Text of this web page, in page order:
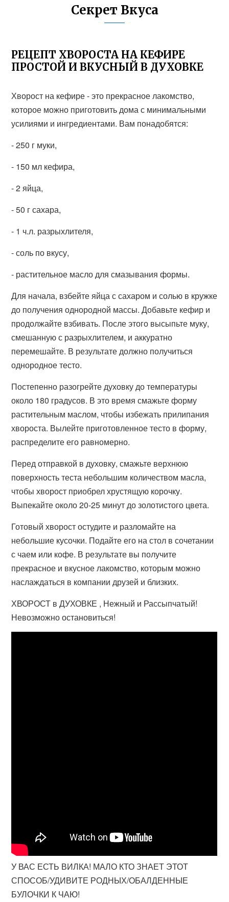
Секрет Вкуса
РЕЦЕПТ ХВОРОСТА НА КЕФИРЕ
ПРОСТОЙ И ВКУСНЫЙ В ДУХОВКЕ
Хворост на кефире - это прекрасное лакомство,
которое можно приготовить дома с минимальными
усилиями и ингредиентами. Вам понадобятся:
- 250 г муки,
- 150 мл кефира,
- 2 яйца,
- 50 г сахара,
- 1 ч.л. разрыхлителя,
- соль по вкусу,
- растительное масло для смазывания формы.
Для начала, взбейте яйца с сахаром и солью в кружке
до получения однородной массы. Добавьте кефир и
продолжайте взбивать. После этого высыпьте муку,
смешанную с разрыхлителем, и аккуратно
перемешайте. В результате должно получиться
однородное тесто.
Постепенно разогрейте духовку до температуры
около 180 градусов. В это время смажьте форму
растительным маслом, чтобы избежать прилипания
хвороста. Вылейте приготовленное тесто в форму,
распределите его равномерно.
Перед отправкой в духовку, смажьте верхнюю
поверхность теста небольшим количеством масла,
чтобы хворост приобрел хрустящую корочку.
Выпекайте около 20-25 минут до золотистого цвета.
Готовый хворост остудите и разломайте на
небольшие кусочки. Подайте его на стол в сочетании
с чаем или кофе. В результате вы получите
прекрасное и вкусное лакомство, которым можно
наслаждаться в компании друзей и близких.
ХВОРОСТ в ДУХОВКЕ , Нежный и Рассыпчатый!
Невозможно остановиться!
У ВАС ЕСТЬ ВИЛКА! МАЛО КТО ЗНАЕТ ЭТОТ
СПОСОБ/УДИВИТЕ РОДНЫХ/ОБАЛДЕННЫЕ
БУЛОЧКИ К ЧАЮ!